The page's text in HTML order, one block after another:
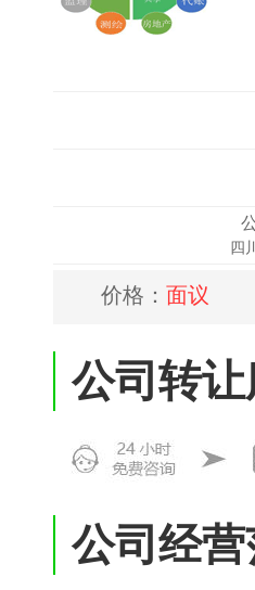
四
价格：面议
公司转
公司经营